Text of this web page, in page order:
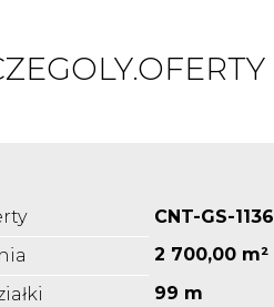
CNT-GS-1136
2 700,00 m²
99 m